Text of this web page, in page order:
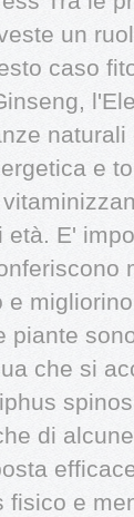
un
caso
e
E'
piante
che si
di
e